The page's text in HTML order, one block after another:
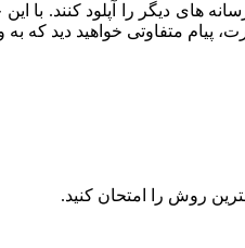
های دیگر را آپلود کنند. با
پیام متفاوتی خواهید دید که
روش را امتحان کنید.